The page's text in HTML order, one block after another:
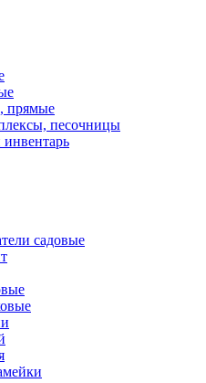
прямые
песочницы
садовые